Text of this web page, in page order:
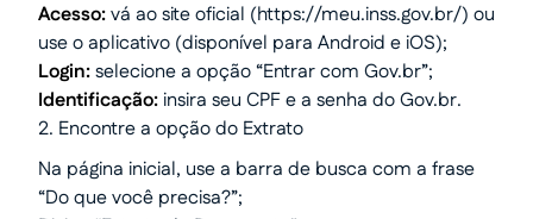
Acesso:vá ao site oficial (https://meu.inss.gov.br/) ou
use o aplicativo (disponível para Android e iOS);
Login:selecione a opção “Entrar com Gov.br”;
Identificação: insira seu CPF e a senha do Gov.br.
2. Encontre a opção do Extrato
Na página inicial, use a barra de busca com a frase
“Do que você precisa?”;